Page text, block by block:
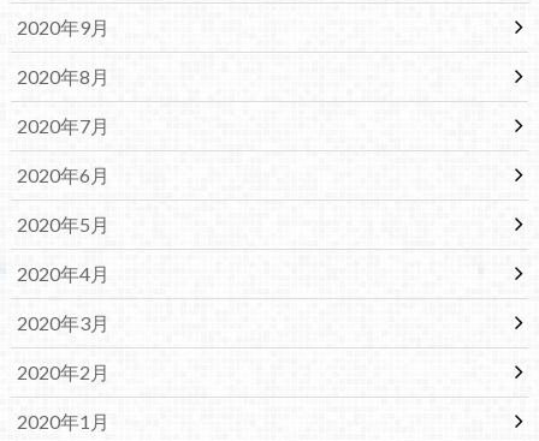
2020年9月
2020年8月
2020年7月
2020年6月
2020年5月
2020年4月
2020年3月
2020年2月
2020年1月